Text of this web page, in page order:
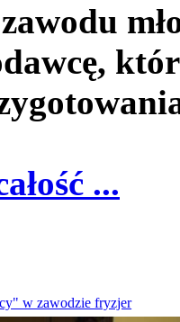
...
w zawodzie fryzjer